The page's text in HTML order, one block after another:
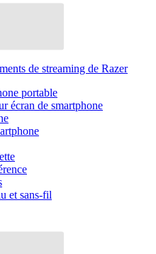
de streaming de Razer
portable
écran de smartphone
et sans-fil